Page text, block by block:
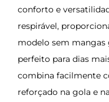
conforto e
respirável,
modelo sem mangas
perfeito para dias
combina facilmente
reforçado na gola e